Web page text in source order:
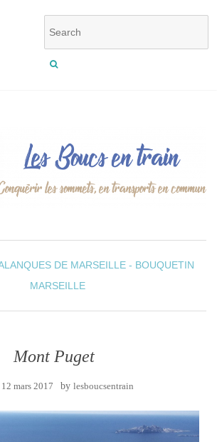
LA NAVIGATION
DE MARSEILLE - BOUQUETIN
MARSEILLE
Mont Puget
12 mars 2017 by lesboucsentrain